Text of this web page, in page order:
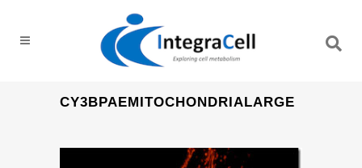
CY3BPAEMITOCHONDRIALARGE